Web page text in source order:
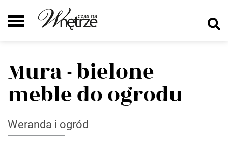
Mura - bielone
meble do ogrodu
Weranda i ogród